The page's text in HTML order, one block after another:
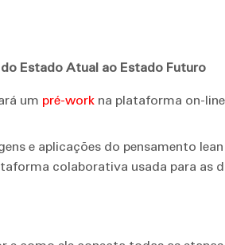
Estado Atual ao Estado Futuro
um pré-work na plataforma on-
e aplicações do pensamento lean
colaborativa usada para as